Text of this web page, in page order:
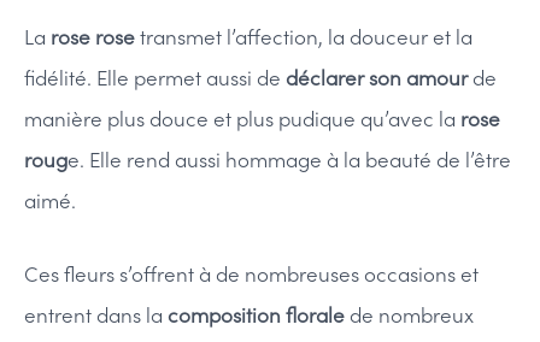
La rose rosetransmet l’affection, la douceur et la
fidélité. Elle permet aussi de déclarer son amourde
manière plus douce et plus pudique qu’avec la rose
rouge. Elle rend aussi hommage à la beauté de l’être
aimé.
Ces fleurs s’offrent à de nombreuses occasions et
entrent dans la composition florale de nombreux